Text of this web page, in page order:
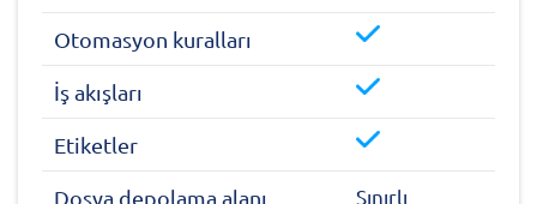
Otomasyon kuralları
İş akışları
Etiketler
Dosya depolama alanı Sınırlı